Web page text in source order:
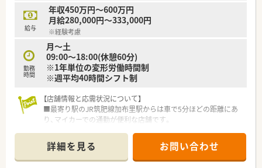
【こんな取り組みをしています】
■全社員の残業ゼロを目標に掲げ、生産性の向上と労働環境の改
善を推進しています。
■e-learningの費用を会社が全額負担し、認定薬剤師などの資格
取得を支援します。
■服薬履歴を全店舗でオンライン共有し、どの店舗でも安全な服
薬指導ができる体制です。
給与
年収450万円～600万円
月給280,000円～333,000円
※経験考慮
勤務
時間
月～土
09:00～18:00(休憩60分)
※1年単位の変形労働時間制
※週平均40時間シフト制
【店舗情報と応需状況について】
■最寄り駅のJR筑肥線加布里駅からは車で5分ほどの距離にあ
り、マイカーでの通勤が便利な店舗です。
施設への在宅医療も合わせて対応しています。
■1日の処方箋枚数は約120枚程度で、現在は常勤薬剤師5名と事
務3名の充実した体制で対応しています。
詳細を見る お問い合わせ